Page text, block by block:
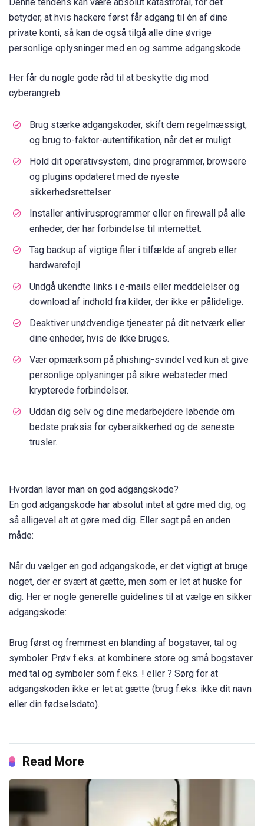
Denne tendens kan være absolut katastrofal, for det
betyder, at hvis hackere først får adgang til én af dine
private konti, så kan de også tilgå alle dine øvrige
personlige oplysninger med en og samme adgangskode.
Her får du nogle gode råd til at beskytte dig mod
cyberangreb:
Brug stærke adgangskoder, skift dem regelmæssigt,
og brug to-faktor-autentifikation, når det er muligt.
Hold dit operativsystem, dine programmer, browsere
og plugins opdateret med de nyeste
sikkerhedsrettelser.
Installer antivirusprogrammer eller en firewall på alle
enheder, der har forbindelse til internettet.
Tag backup af vigtige filer i tilfælde af angreb eller
hardwarefejl.
Undgå ukendte links i e-mails eller meddelelser og
download af indhold fra kilder, der ikke er pålidelige.
Deaktiver unødvendige tjenester på dit netværk eller
dine enheder, hvis de ikke bruges.
Vær opmærksom på phishing-svindel ved kun at give
personlige oplysninger på sikre websteder med
krypterede forbindelser.
Uddan dig selv og dine medarbejdere løbende om
bedste praksis for cybersikkerhed og de seneste
trusler.
Hvordan laver man en god adgangskode?
En god adgangskode har absolut intet at gøre med dig, og
så alligevel alt at gøre med dig. Eller sagt på en anden
måde:
Når du vælger en god adgangskode, er det vigtigt at bruge
noget, der er svært at gætte, men som er let at huske for
dig. Her er nogle generelle guidelines til at vælge en sikker
adgangskode:
Brug først og fremmest en blanding af bogstaver, tal og
symboler. Prøv f.eks. at kombinere store og små bogstaver
med tal og symboler som f.eks. ! eller ? Sørg for at
adgangskoden ikke er let at gætte (brug f.eks. ikke dit navn
eller din fødselsdato).
Read More